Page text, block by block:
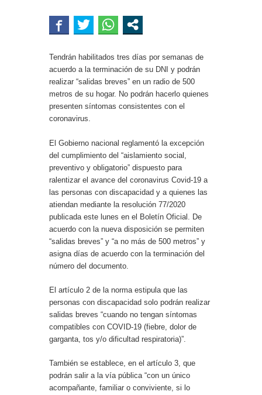
Tendrán habilitados tres días por semanas de
acuerdo a la terminación de su DNI y podrán
realizar “salidas breves” en un radio de 500
metros de su hogar. No podrán hacerlo quienes
presenten síntomas consistentes con el
coronavirus.
El Gobierno nacional reglamentó la excepción
del cumplimiento del “aislamiento social,
preventivo y obligatorio” dispuesto para
ralentizar el avance del coronavirus Covid-19 a
las personas con discapacidad y a quienes las
atiendan mediante la resolución 77/2020
publicada este lunes en el Boletín Oficial. De
acuerdo con la nueva disposición se permiten
“salidas breves” y “a no más de 500 metros” y
asigna días de acuerdo con la terminación del
número del documento.
El artículo 2 de la norma estipula que las
personas con discapacidad solo podrán realizar
salidas breves “cuando no tengan síntomas
compatibles con COVID-19 (fiebre, dolor de
garganta, tos y/o dificultad respiratoria)”.
También se establece, en el artículo 3, que
podrán salir a la vía pública “con un único
acompañante, familiar o conviviente, si lo